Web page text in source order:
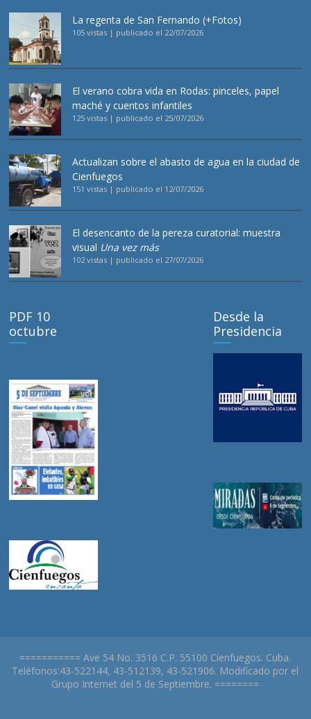
La regenta de San Fernando (+Fotos)
105 vistas | publicado el 22/07/2026
El verano cobra vida en Rodas: pinceles, papel
maché y cuentos infantiles
125 vistas | publicado el 25/07/2026
Actualizan sobre el abasto de agua en la ciudad de
Cienfuegos
151 vistas | publicado el 12/07/2026
El desencanto de la pereza curatorial: muestra
visual Una vez más
102 vistas | publicado el 27/07/2026
PDF 10
octubre
Desde la
Presidencia
=========== Ave 54 No. 3516 C.P. 55100 Cienfuegos. Cuba.
Teléfonos:43-522144, 43-512139, 43-521906. Modificado por el
Grupo Internet del 5 de Septiembre. ========